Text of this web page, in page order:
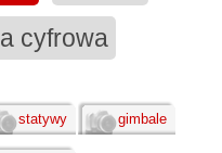
cyfrowa
statywy gimbale